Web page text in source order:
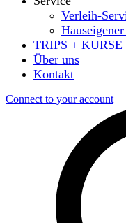
Verleih-
TRIPS + KURSE
Über uns
Kontakt
Connect to your account